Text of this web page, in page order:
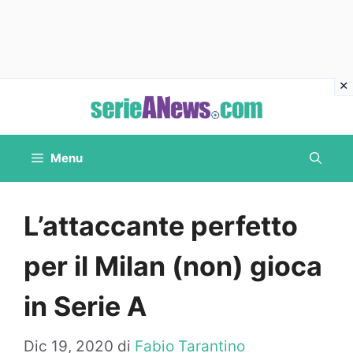
contenuto
Menu
L’attaccante perfetto
per il Milan (non) gioca
in Serie A
Dic 19, 2020 di Fabio Tarantino